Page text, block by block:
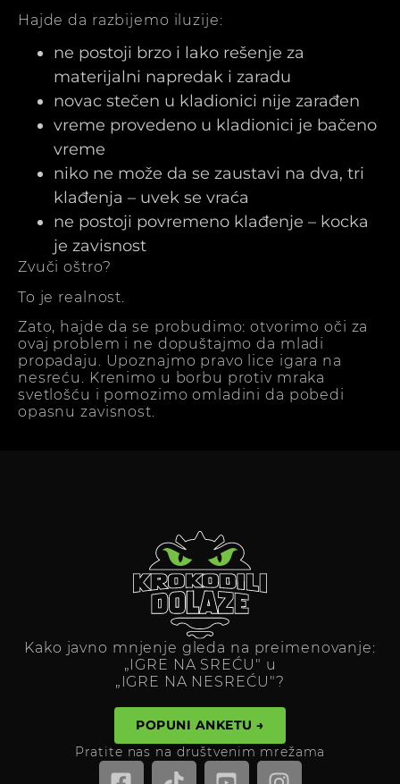
Hajde da razbijemo iluzije:
ne postoji brzo i lako rešenje za
materijalni napredak i zaradu
novac stečen u kladionici nije zarađen
vreme provedeno u kladionici je bačeno
vreme
niko ne može da se zaustavi na dva, tri
klađenja – uvek se vraća
ne postoji povremeno klađenje – kocka
je zavisnost
Zvuči oštro?
To je realnost.
Zato, hajde da se probudimo: otvorimo oči za
ovaj problem i ne dopuštajmo da mladi
propadaju. Upoznajmo pravo lice igara na
nesreću. Krenimo u borbu protiv mraka
svetlošću i pomozimo omladini da pobedi
opasnu zavisnost.
Kako javno mnjenje gleda na preimenovanje:
„IGRE NA SREĆU" u
„IGRE NA NESREĆU"?
POPUNI ANKETU →
Pratite nas na društvenim mrežama